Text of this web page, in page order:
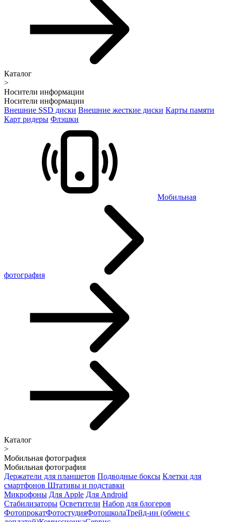
Каталог
>
Носители информации
Носители информации
Внешние SSD диски Внешние жесткие диски Карты памяти
Карт ридеры Флэшки
Мобильная
фотография
Каталог
>
Мобильная фотография
Мобильная фотография
Держатели для планшетов Подводные боксы Клетки для
смартфонов Штативы и подставки
Микрофоны Для Apple Для Android
Стабилизаторы Осветители Набор для блогеров
ФотопрокатФотостудияФотошколаТрейд-ин (обмен с